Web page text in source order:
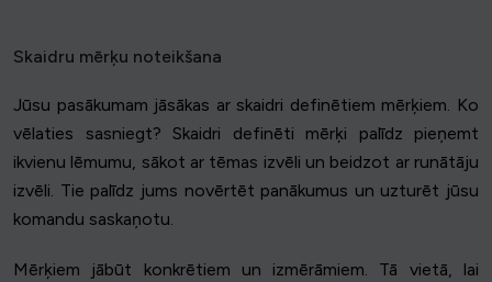
Skaidru mērķu noteikšana
Jūsu pasākumam jāsākas ar skaidri definētiem mērķiem. Ko
vēlaties sasniegt? Skaidri definēti mērķi palīdz pieņemt
ikvienu lēmumu, sākot ar tēmas izvēli un beidzot ar runātāju
izvēli. Tie palīdz jums novērtēt panākumus un uzturēt jūsu
komandu saskaņotu.
Mērķiem jābūt konkrētiem un izmērāmiem. Tā vietā, lai